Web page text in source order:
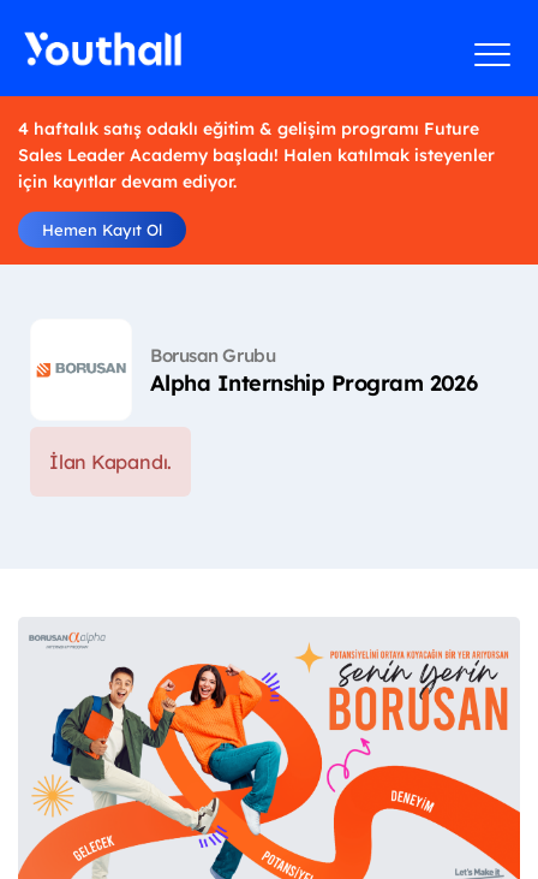
4 haftalık satış odaklı eğitim & gelişim programı Future
Sales Leader Academy başladı! Halen katılmak isteyenler
için kayıtlar devam ediyor.
Hemen Kayıt Ol
Borusan Grubu
Alpha Internship Program 2026
İlan Kapandı.